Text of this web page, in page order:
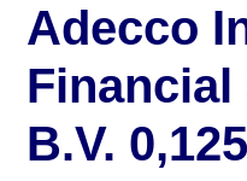
Adecco
B.V.